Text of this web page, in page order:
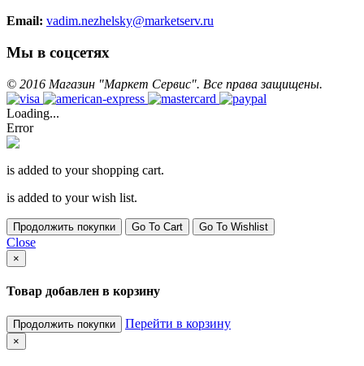
Email: vadim.nezhelsky@marketserv.ru
Мы в соцсетях
© 2016 Магазин "Маркет Сервис". Все права защищены.
Loading...
Error
is added to your shopping cart.
is added to your wish list.
Продолжить покупки Go To Cart Go To Wishlist
Close
×
Товар добавлен в корзину
Продолжить покупки Перейти в корзину
×